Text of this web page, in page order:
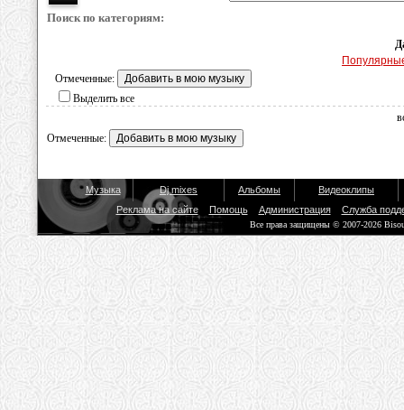
Поиск по категориям:
Отмеченные:
Выделить все
Отмеченные:
Музыка Dj mixes Альбомы
Видеоклипы
Реклама на сайте
Помощь Администрация Служба
Все права защищены © 2007-2026